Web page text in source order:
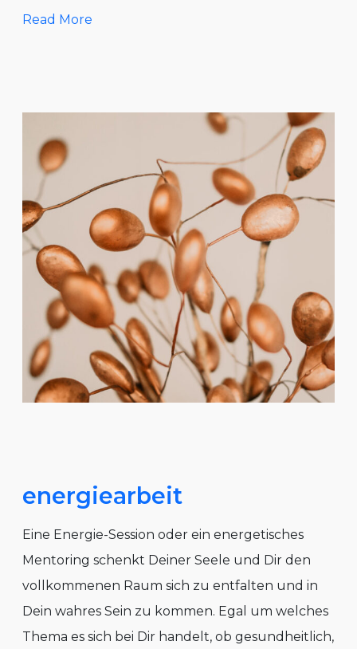
Read More
energiearbeit
Eine Energie-Session oder ein energetisches
Mentoring schenkt Deiner Seele und Dir den
vollkommenen Raum sich zu entfalten und in
Dein wahres Sein zu kommen. Egal um welches
Thema es sich bei Dir handelt, ob gesundheitlich,